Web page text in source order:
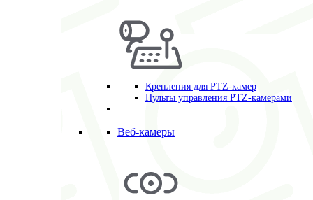
Крепления для PTZ-камер
Пульты управления PTZ-камерами
Веб-камеры